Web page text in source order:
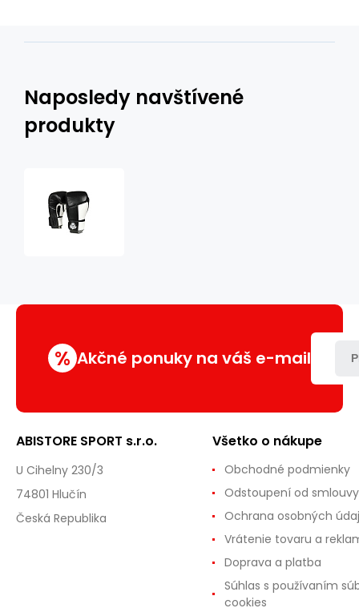
Naposledy navštívené
produkty
% Akčné ponuky na váš e-mail
ABISTORE SPORT s.r.o.
U Cihelny 230/3
74801 Hlučín
Česká Republika
Všetko o nákupe
Obchodné podmienky
Odstoupení od smlouvy
Ochrana osobných
Vrátenie tovaru a
Doprava a platba
Súhlas s používaním
cookies